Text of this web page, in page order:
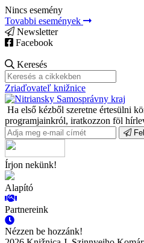
Nincs esemény
Tovabbi események
Newsletter
Facebook
Keresés
Zriaďovateľ knižnice
Ha első kézből szeretne értesülni
programjainkról, iratkozzon föl
Írjon nekünk!
Alapító
Partnereink
Nézzen be hozzánk!